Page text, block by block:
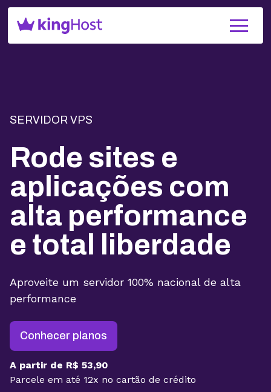
SERVIDOR VPS
Rode sites e
aplicações com
alta performance
e total liberdade
Aproveite um servidor 100% nacional de alta
performance
Conhecer planos
A partir de R$ 53,90
Parcele em até 12x no cartão de crédito